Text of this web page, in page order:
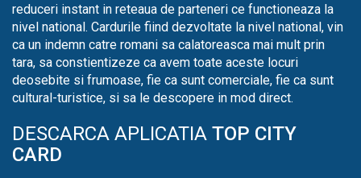
reduceri instant in reteaua de parteneri ce functioneaza la
nivel national. Cardurile fiind dezvoltate la nivel national, vin
ca un indemn catre romani sa calatoreasca mai mult prin
tara, sa constientizeze ca avem toate aceste locuri
deosebite si frumoase, fie ca sunt comerciale, fie ca sunt
cultural-turistice, si sa le descopere in mod direct.
DESCARCA APLICATIA TOP CITY
CARD